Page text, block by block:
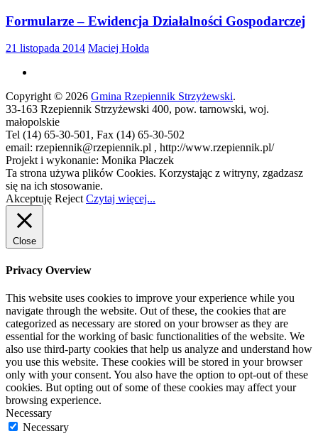
Formularze – Ewidencja Działalności Gospodarczej
21 listopada 2014 Maciej Hołda
Copyright © 2026 Gmina Rzepiennik Strzyżewski.
33-163 Rzepiennik Strzyżewski 400, pow. tarnowski, woj.
małopolskie
Tel (14) 65-30-501, Fax (14) 65-30-502
email: rzepiennik@rzepiennik.pl , http://www.rzepiennik.pl/
Projekt i wykonanie: Monika Płaczek
Ta strona używa plików Cookies. Korzystając z witryny, zgadzasz
się na ich stosowanie.
Akceptuję Reject Czytaj więcej...
Close
Privacy Overview
This website uses cookies to improve your experience while you
navigate through the website. Out of these, the cookies that are
categorized as necessary are stored on your browser as they are
essential for the working of basic functionalities of the website. We
also use third-party cookies that help us analyze and understand how
you use this website. These cookies will be stored in your browser
only with your consent. You also have the option to opt-out of these
cookies. But opting out of some of these cookies may affect your
browsing experience.
Necessary
Necessary